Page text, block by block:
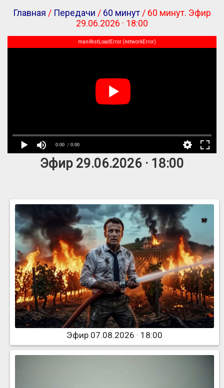
Главная / Передачи / 60 минут / 60 минут. Эфир
29.06.2026 · 18:00
0:00 / 0:00
manifestLoadError (networkError)
Эфир 29.06.2026 · 18:00
Эфир 07.08.2026 · 18:00